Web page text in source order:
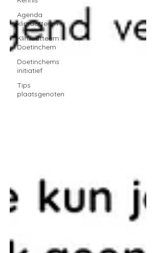
Agenda
klimaatteam
Klimaatteam
Doetinchem
Doetinchems
initiatief
Tips
plaatsgenoten